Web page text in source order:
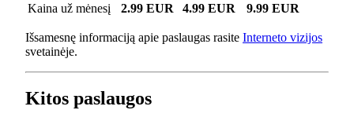
Kaina už mėnesį
2.99 EUR 4.99 EUR 9.99 EUR
Išsamesnę informaciją apie paslaugas rasite Interneto vizijos
svetainėje.
Kitos paslaugos